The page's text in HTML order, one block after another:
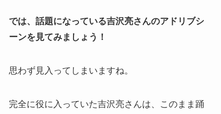
では、話題になっている吉沢亮さんのアドリブシ
ーンを見てみましょう！
思わず見入ってしまいますね。
完全に役に入っていた吉沢亮さんは、このまま踊